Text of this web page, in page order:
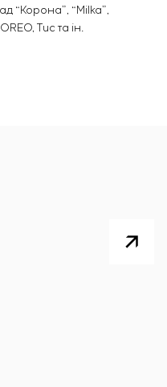
“Корона”, “Milka”,
Tuc та ін.